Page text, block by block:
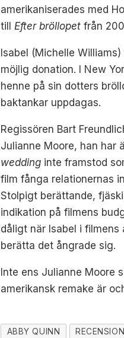
amerikaniserades med
tillEfter bröllopet från
Isabel (Michelle
möjlig donation. I New
henne på sin dotters
baktankar uppdagas.
Regissören Bart
Julianne Moore, han har
wedding inte framstod
film fånga relationernas
Stolpigt berättande,
indikation på filmens
dåligt när Isabel i
berätta det ångrade sig.
Inte ens Julianne Moore
amerikansk remake är
ABBY QUINN